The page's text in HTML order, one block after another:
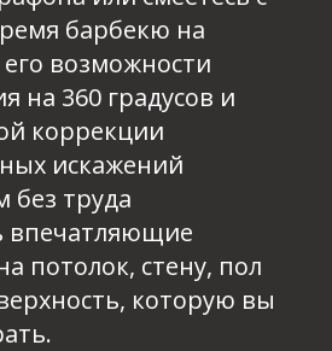
барбекю на
возможности
на 360 градусов и
коррекции
искажений
без труда
впечатляющие
потолок, стену, пол
которую вы